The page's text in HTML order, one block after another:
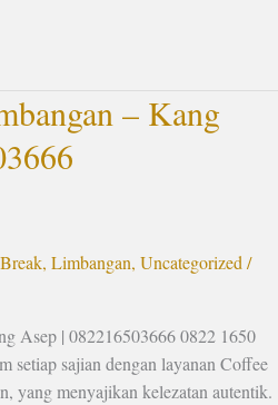
– Kang
, Limbangan, Uncategorized /
Asep | 082216503666 0822 1650
setiap sajian dengan layanan Coffee
yang menyajikan kelezatan autentik.